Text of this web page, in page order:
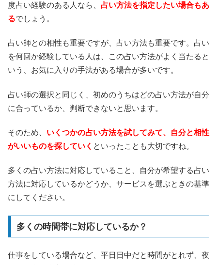
度占い経験のある人なら、 占い方法を指定したい場合もあ
るでしょう。
占い師との相性も重要ですが、占い方法も重要です。占い
を何回か経験している人は、この占い方法がよく当たると
いう、お気に入りの手法がある場合が多いです。
占い師の選択と同じく、初めのうちはどの占い方法が自分
に合っているか、判断できないと思います。
そのため、 いくつかの占い方法を試してみて、自分と相性
がいいものを探していく といったことも大切ですね。
多くの占い方法に対応していること、自分が希望する占い
方法に対応しているかどうか、サービスを選ぶときの基準
にしてください。
多くの時間帯に対応しているか？
仕事をしている場合など、平日日中だと時間がとれず、夜